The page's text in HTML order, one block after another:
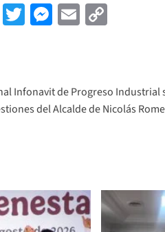
Threads
Twitter
Messenger
Email
Infonavit de Progreso Industrial
del Alcalde de Nicolás